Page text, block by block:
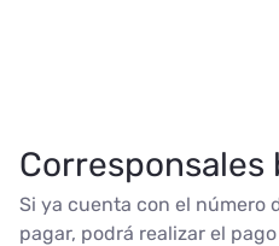
Corresponsales
Si ya cuenta con el número
pagar, podrá realizar el